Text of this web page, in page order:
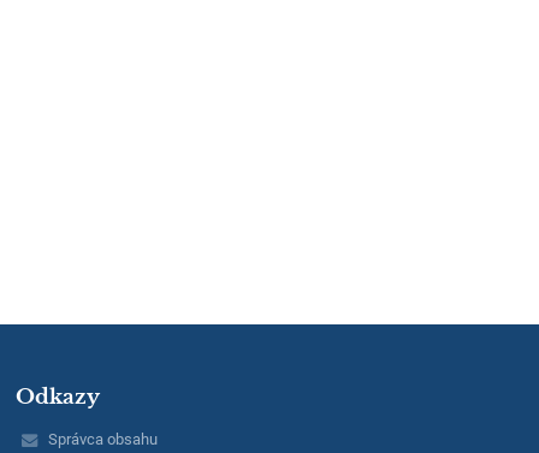
Odkazy
Správca obsahu